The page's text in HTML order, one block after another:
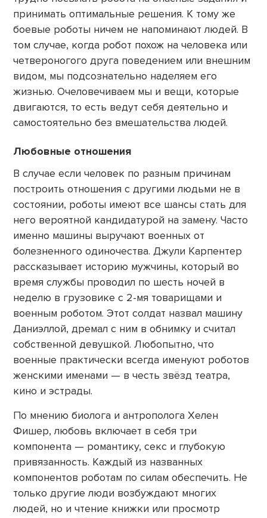
принимать оптимальные решения. К тому же
боевые роботы ничем не напоминают людей. В
том случае, когда робот похож на человека или
четвероногого друга поведением или внешним
видом, мы подсознательно наделяем его
жизнью. Очеловечиваем мы и вещи, которые
двигаются, то есть ведут себя деятельно и
самостоятельно без вмешательства людей.
Любовные отношения
В случае если человек по разным причинам
построить отношения с другими людьми не в
состоянии, роботы имеют все шансы стать для
него вероятной кандидатурой на замену. Часто
именно машины выручают военных от
болезненного одиночества. Джули Карпентер
рассказывает историю мужчины, который во
время службы проводил по шесть ночей в
неделю в грузовике с 2-мя товарищами и
военным роботом. Этот солдат назвал машину
Даниэллой, дремал с ним в обнимку и считал
собственной девушкой. Любопытно, что
военные практически всегда именуют роботов
женскими именами — в честь звёзд театра,
кино и эстрады.
По мнению биолога и антрополога Хелен
Фишер, любовь включает в себя три
компонента — романтику, секс и глубокую
привязанность. Каждый из названных
компонентов роботам по силам обеспечить. Не
только другие люди возбуждают многих
людей, но и чтение книжки или просмотр